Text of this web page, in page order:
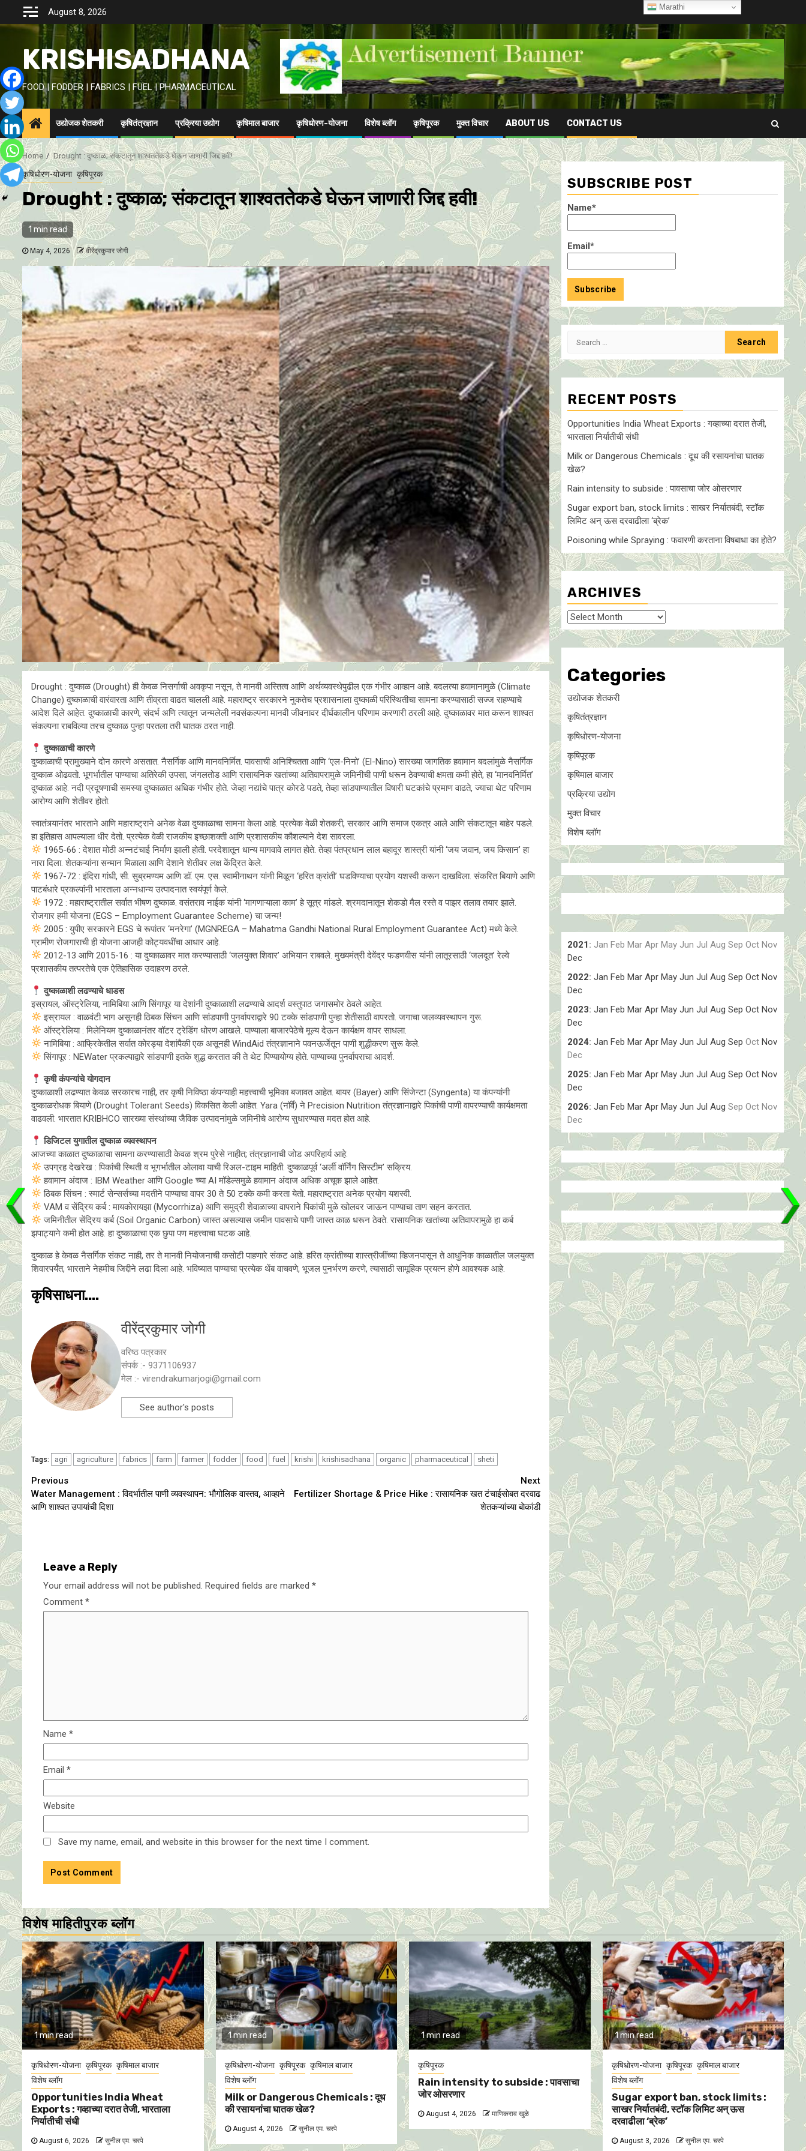
content
August 8, 2026
KRISHISADHANA
FOOD | FODDER | FABRICS | FUEL | PHARMACEUTICAL
उद्योजक शेतकरी कृषितंत्रज्ञान प्रक्रिया उद्योग कृषिमाल बाजार कृषिधोरण-योजना विशेष ब्लॉग कृषिपूरक मुक्त विचार ABOUT US CONTACT US
Home Drought : दुष्काळ; संकटातून शाश्वततेकडे घेऊन जाणारी जिद्द हवी!
कृषिधोरण-योजना कृषिपूरक
Drought : दुष्काळ; संकटातून शाश्वततेकडे घेऊन जाणारी जिद्द हवी!
1 min read
May 4, 2026 वीरेंद्रकुमार जोगी
Drought : दुष्काळ (Drought) ही केवळ निसर्गाची अवकृपा नसून, ते मानवी अस्तित्व आणि अर्थव्यवस्थेपुढील एक गंभीर आव्हान आहे. बदलत्या हवामानामुळे (Climate
Change) दुष्काळाची वारंवारता आणि तीव्रता वाढत चालली आहे. महाराष्ट्र सरकारने नुकतेच प्रशासनाला दुष्काळी परिस्थितीचा सामना करण्यासाठी सज्ज राहण्याचे
आदेश दिले आहेत. दुष्काळाची कारणे, संदर्भ अणि त्यातून जन्मलेली नवसंकल्पना मानवी जीवनावर दीर्घकालीन परिणाम करणारी ठरली आहे. दुष्काळावर मात करून शाश्वत
संकल्पना राबविल्या तरच दुष्काळ पुन्हा परतला तरी घातक ठरत नाही.
दुष्काळाची कारणे
दुष्काळाची प्रामुख्याने दोन कारणे असतात. नैसर्गिक आणि मानवनिर्मित. पावसाची अनिश्चितता आणि ‘एल-निनो’ (El-Nino) सारख्या जागतिक हवामान बदलांमुळे नैसर्गिक
दुष्काळ ओढवतो. भूगर्भातील पाण्याचा अतिरेकी उपसा, जंगलतोड आणि रासायनिक खतांच्या अतिवापरामुळे जमिनीची पाणी धरून ठेवण्याची क्षमता कमी होते, हा ‘मानवनिर्मित’
दुष्काळ आहे. नदी प्रदूषणाची समस्या दुष्काळात अधिक गंभीर होते. जेव्हा नद्यांचे पात्र कोरडे पडते, तेव्हा सांडपाण्यातील विषारी घटकांचे प्रमाण वाढते, ज्याचा थेट परिणाम
आरोग्य आणि शेतीवर होतो.
स्वातंत्र्यानंतर भारताने आणि महाराष्ट्राने अनेक वेळा दुष्काळाचा सामना केला आहे. प्रत्येक वेळी शेतकरी, सरकार आणि समाज एकत्र आले आणि संकटातून बाहेर पडले.
हा इतिहास आपल्याला धीर देतो. प्रत्येक वेळी राजकीय इच्छाशक्ती आणि प्रशासकीय कौशल्याने देश सावरला.
1965-66 : देशात मोठी अन्नटंचाई निर्माण झाली होती. परदेशातून धान्य मागवावे लागत होते. तेव्हा पंतप्रधान लाल बहादूर शास्त्री यांनी ‘जय जवान, जय किसान’ हा
नारा दिला. शेतकऱ्यांना सन्मान मिळाला आणि देशाने शेतीवर लक्ष केंद्रित केले.
1967-72 : इंदिरा गांधी, सी. सुब्रमण्यम आणि डॉ. एम. एस. स्वामीनाथन यांनी मिळून ‘हरित क्रांती’ घडविण्याचा प्रयोग यशस्वी करून दाखविला. संकरित बियाणे आणि
पाटबंधारे प्रकल्पांनी भारताला अन्नधान्य उत्पादनात स्वयंपूर्ण केले.
1972 : महाराष्ट्रातील सर्वात भीषण दुष्काळ. वसंतराव नाईक यांनी ‘मागणाऱ्याला काम’ हे सूत्र मांडले. श्रमदानातून शेकडो मैल रस्ते व पाझर तलाव तयार झाले.
रोजगार हमी योजना (EGS – Employment Guarantee Scheme) चा जन्म!
2005 : युपीए सरकारने EGS चे रूपांतर ‘मनरेगा’ (MGNREGA – Mahatma Gandhi National Rural Employment Guarantee Act) मध्ये केले.
ग्रामीण रोजगाराची ही योजना आजही कोट्यवधींचा आधार आहे.
2012-13 आणि 2015-16 : या दुष्काळावर मात करण्यासाठी ‘जलयुक्त शिवार’ अभियान राबवले. मुख्यमंत्री देवेंद्र फडणवीस यांनी लातूरसाठी ‘जलदूत’ रेल्वे
प्रशासकीय तत्परतेचे एक ऐतिहासिक उदाहरण ठरले.
दुष्काळाशी लढण्याचे धाडस
इस्रायल, ऑस्ट्रेलिया, नामिबिया आणि सिंगापूर या देशांनी दुष्काळाशी लढण्याचे आदर्श वस्तुपाठ जगासमोर ठेवले आहेत.
इस्रायल : वाळवंटी भाग असूनही ठिबक सिंचन आणि सांडपाणी पुनर्वापराद्वारे 90 टक्के सांडपाणी पुन्हा शेतीसाठी वापरतो. जगाचा जलव्यवस्थापन गुरू.
ऑस्ट्रेलिया : मिलेनियम दुष्काळानंतर वॉटर ट्रेडिंग धोरण आखले. पाण्याला बाजारपेठेचे मूल्य देऊन कार्यक्षम वापर साधला.
नामिबिया : आफ्रिकेतील सर्वात कोरड्या देशांपैकी एक असूनही WindAid तंत्रज्ञानाने पवनऊर्जेतून पाणी शुद्धीकरण सुरू केले.
सिंगापूर : NEWater प्रकल्पाद्वारे सांडपाणी इतके शुद्ध करतात की ते थेट पिण्यायोग्य होते. पाण्याच्या पुनर्वापराचा आदर्श.
कृषी कंपन्यांचे योगदान
दुष्काळाशी लढण्यात केवळ सरकारच नाही, तर कृषी निविष्ठा कंपन्याही महत्त्वाची भूमिका बजावत आहेत. बायर (Bayer) आणि सिंजेन्टा (Syngenta) या कंपन्यांनी
दुष्काळरोधक बियाणे (Drought Tolerant Seeds) विकसित केली आहेत. Yara (नॉर्वे) ने Precision Nutrition तंत्रज्ञानाद्वारे पिकांची पाणी वापरण्याची कार्यक्षमता
वाढवली. भारतात KRIBHCO सारख्या संस्थांच्या जैविक उत्पादनांमुळे जमिनीचे आरोग्य सुधारण्यास मदत होत आहे.
डिजिटल युगातील दुष्काळ व्यवस्थापन
आजच्या काळात दुष्काळाचा सामना करण्यासाठी केवळ श्रम पुरेसे नाहीत; तंत्रज्ञानाची जोड अपरिहार्य आहे.
उपग्रह देखरेख : पिकांची स्थिती व भूगर्भातील ओलावा याची रिअल-टाइम माहिती. दुष्काळपूर्व ‘अर्ली वॉर्निंग सिस्टीम’ सक्रिय.
हवामान अंदाज : IBM Weather आणि Google च्या AI मॉडेल्समुळे हवामान अंदाज अधिक अचूक झाले आहेत.
ठिबक सिंचन : स्मार्ट सेन्सर्सच्या मदतीने पाण्याचा वापर 30 ते 50 टक्के कमी करता येतो. महाराष्ट्रात अनेक प्रयोग यशस्वी.
VAM व सेंद्रिय कर्ब : मायकाेरायझा (Mycorrhiza) आणि समुद्री शेवाळाच्या वापराने पिकांची मुळे खोलवर जाऊन पाण्याचा ताण सहन करतात.
जमिनीतील सेंद्रिय कर्ब (Soil Organic Carbon) जास्त असल्यास जमीन पावसाचे पाणी जास्त काळ धरून ठेवते. रासायनिक खतांच्या अतिवापरामुळे हा कर्ब
झपाट्याने कमी होत आहे. हा दुष्काळाचा एक छुपा पण महत्त्वाचा घटक आहे.
दुष्काळ हे केवळ नैसर्गिक संकट नाही, तर ते मानवी नियोजनाची कसोटी पाहणारे संकट आहे. हरित क्रांतीच्या शास्त्रीजींच्या व्हिजनपासून ते आधुनिक काळातील जलयुक्त
शिवारपर्यंत, भारताने नेहमीच जिद्दीने लढा दिला आहे. भविष्यात पाण्याचा प्रत्येक थेंब वाचवणे, भूजल पुनर्भरण करणे, त्यासाठी सामूहिक प्रयत्न होणे आवश्यक आहे.
कृषिसाधना....
वीरेंद्रकुमार जोगी
वरिष्ठ पत्रकार
संपर्क :- 9371106937
मेल :- virendrakumarjogi@gmail.com
See author's posts
Tags: agri agriculture fabrics farm farmer fodder food fuel krishi krishisadhana organic pharmaceutical sheti
Continue
Reading
Previous
Water Management : विदर्भातील पाणी व्यवस्थापन: भौगोलिक वास्तव, आव्हाने
आणि शाश्वत उपायांची दिशा
Next
Fertilizer Shortage & Price Hike : रासायनिक खत टंचाईसाेबत दरवाढ
शेतकऱ्यांच्या बाेकांडी
Leave a Reply
Your email address will not be published. Required fields are marked *
Comment *
Name *
Email *
Website
Save my name, email, and website in this browser for the next time I comment.
SUBSCRIBE POST
Name*
Email*
Search
RECENT POSTS
Opportunities India Wheat Exports : गव्हाच्या दरात तेजी,
भारताला निर्यातीची संधी
Milk or Dangerous Chemicals : दूध की रसायनांचा घातक
खेळ?
Rain intensity to subside : पावसाचा जोर ओसरणार
Sugar export ban, stock limits : साखर निर्यातबंदी, स्टॉक
लिमिट अन् ऊस दरवाढीला ‘ब्रेक’
Poisoning while Spraying : फवारणी करताना विषबाधा का हाेते?
ARCHIVES
Archives
Categories
उद्योजक शेतकरी
कृषितंत्रज्ञान
कृषिधोरण-योजना
कृषिपूरक
कृषिमाल बाजार
प्रक्रिया उद्योग
मुक्त विचार
विशेष ब्लॉग
2021 : Jan Feb Mar Apr May Jun Jul Aug Sep Oct Nov
Dec
2022: Jan Feb Mar Apr May Jun Jul Aug Sep Oct Nov
Dec
2023: Jan Feb Mar Apr May Jun Jul Aug Sep Oct Nov
Dec
2024: Jan Feb Mar Apr May Jun Jul Aug Sep Oct Nov
Dec
2025: Jan Feb Mar Apr May Jun Jul Aug Sep Oct Nov
Dec
2026: Jan Feb Mar Apr May Jun Jul Aug Sep Oct Nov
Dec
विशेष माहितीपुरक ब्लॉग
1 min read
कृषिधोरण-योजना कृषिपूरक कृषिमाल बाजार
विशेष ब्लॉग
Opportunities India Wheat
Exports : गव्हाच्या दरात तेजी, भारताला
निर्यातीची संधी
August 6, 2026 सुनील एम. चरपे
1 min read
कृषिधोरण-योजना कृषिपूरक कृषिमाल बाजार
विशेष ब्लॉग
Milk or Dangerous Chemicals : दूध
की रसायनांचा घातक खेळ?
August 4, 2026 सुनील एम. चरपे
1 min read
कृषिपूरक
Rain intensity to subside : पावसाचा
जोर ओसरणार
August 4, 2026 माणिकराव खुळे
1 min read
कृषिधोरण-योजना कृषिपूरक कृषिमाल बाजार
विशेष ब्लॉग
Sugar export ban, stock limits :
साखर निर्यातबंदी, स्टॉक लिमिट अन् ऊस
दरवाढीला ‘ब्रेक’
August 3, 2026 सुनील एम. चरपे
Marathi